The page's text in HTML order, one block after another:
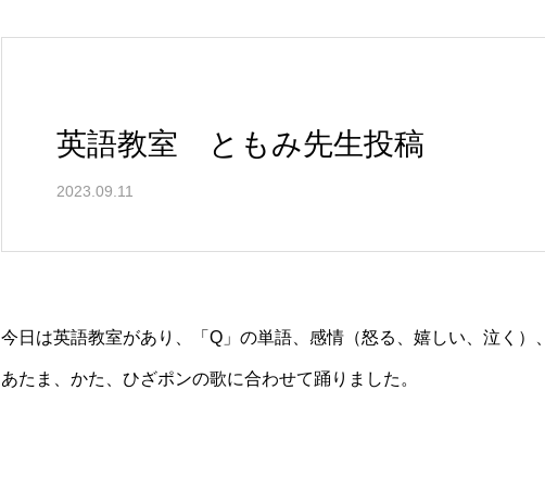
英語教室 ともみ先生投稿
2023.09.11
今日は英語教室があり、「Q」の単語、感情（怒る、嬉しい、泣く）、
あたま、かた、ひざポンの歌に合わせて踊りました。